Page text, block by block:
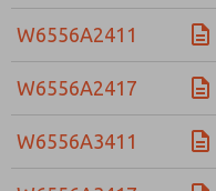
W6556A2411
W6556A2417
W6556A3411